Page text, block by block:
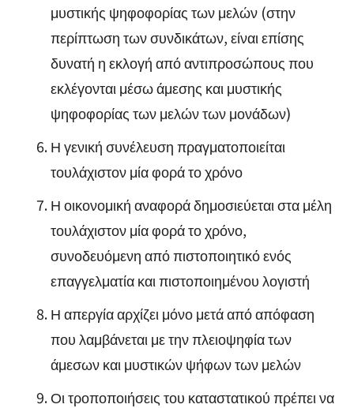
μυστικής ψηφοφορίας των μελών (στην
περίπτωση των συνδικάτων, είναι επίσης
δυνατή η εκλογή από αντιπροσώπους που
εκλέγονται μέσω άμεσης και μυστικής
ψηφοφορίας των μελών των μονάδων)
Η γενική συνέλευση πραγματοποιείται
τουλάχιστον μία φορά το χρόνο
Η οικονομική αναφορά δημοσιεύεται στα μέλη
τουλάχιστον μία φορά το χρόνο,
συνοδευόμενη από πιστοποιητικό ενός
επαγγελματία και πιστοποιημένου λογιστή
Η απεργία αρχίζει μόνο μετά από απόφαση
που λαμβάνεται με την πλειοψηφία των
άμεσων και μυστικών ψήφων των μελών
Οι τροποποιήσεις του καταστατικού πρέπει να